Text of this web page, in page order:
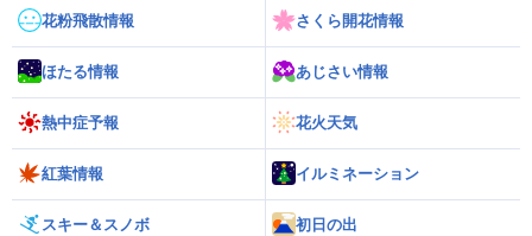
花粉飛散情報 さくら開花情報
ほたる情報 あじさい情報
熱中症予報 花火天気
紅葉情報 イルミネーション
スキー＆スノボ 初日の出